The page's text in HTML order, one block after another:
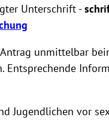
Unterschrift -
unmittelbar
Entsprechende
Jugendlichen vor